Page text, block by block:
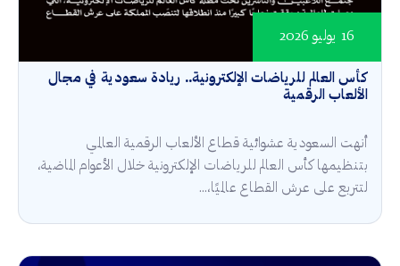
كأس العالم للرياضات الإلكترونية.. ريادة سعودية في مجال
الألعاب الرقمية
16 يوليو 2026
أنهت السعودية عشوائية قطاع الألعاب الرقمية العالمي
بتنظيمها كأس العالم للرياضات الإلكترونية خلال الأعوام الماضية،
لتتربع على عرش القطاع عالميًا،...